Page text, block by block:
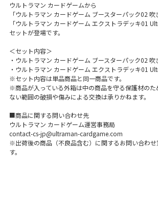
追
加
す
る
ウルトラマン カードゲームから
「ウルトラマン カードゲーム ブースターパック02 吹
「ウルトラマン カードゲーム エクストラデッキ01
セットが登場です。
＜セット内容＞
・ ウルトラマン カードゲーム ブースターパック02
・ ウルトラマン カードゲーム エクストラデッキ01
※セット内容は単品商品と同一商品です。
※商品が入っている外箱は中の商品を守る保護材のた
ない範囲の破損や傷みによる交換は承りかねます。
■商品に関する問い合わせ先
ウルトラマン カードゲーム運営事務局
contact-cs-jp@ultraman-cardgame.com
※出荷後の商品（不良品含む）に関するお問い合わ
す。